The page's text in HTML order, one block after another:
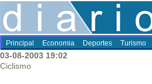
Principal Economia Deportes Turismo
03-08-2003 19:02
Ciclismo